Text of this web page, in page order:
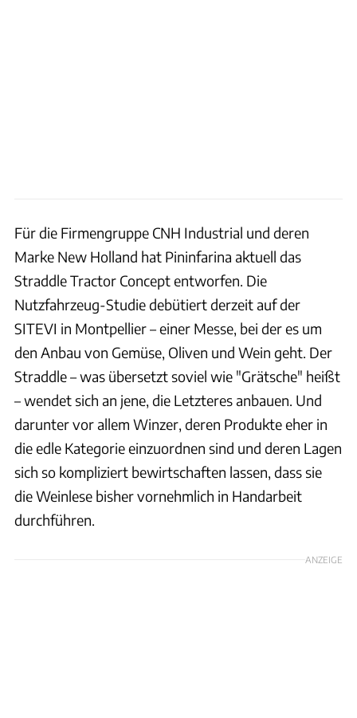
Für die Firmengruppe CNH Industrial und deren
Marke New Holland hat Pininfarina aktuell das
Straddle Tractor Concept entworfen. Die
Nutzfahrzeug-Studie debütiert derzeit auf der
SITEVI in Montpellier – einer Messe, bei der es um
den Anbau von Gemüse, Oliven und Wein geht. Der
Straddle – was übersetzt soviel wie "Grätsche" heißt
– wendet sich an jene, die Letzteres anbauen. Und
darunter vor allem Winzer, deren Produkte eher in
die edle Kategorie einzuordnen sind und deren Lagen
sich so kompliziert bewirtschaften lassen, dass sie
die Weinlese bisher vornehmlich in Handarbeit
durchführen.
ANZEIGE